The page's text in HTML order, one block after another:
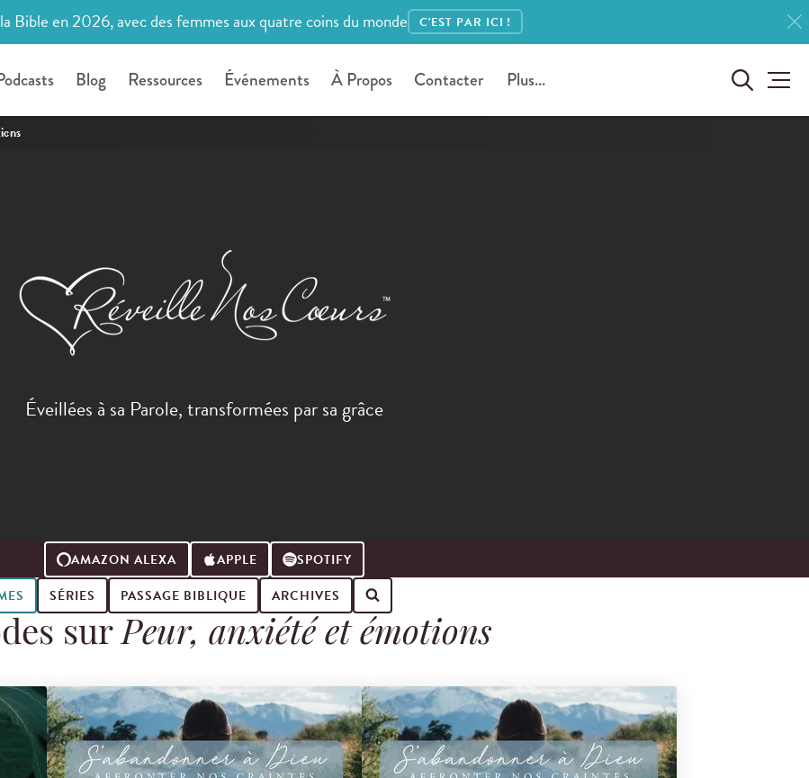
Bible en 2026, avec des femmes aux quatre coins du monde C'EST PAR ICI !
Blog Ressources Événements À Propos Contacter Plus...
Éveillées à sa Parole, transformées par sa grâce
AMAZON ALEXA APPLE
SPOTIFY
SÉRIES PASSAGE BIBLIQUE ARCHIVES
surPeur, anxiété et émotions